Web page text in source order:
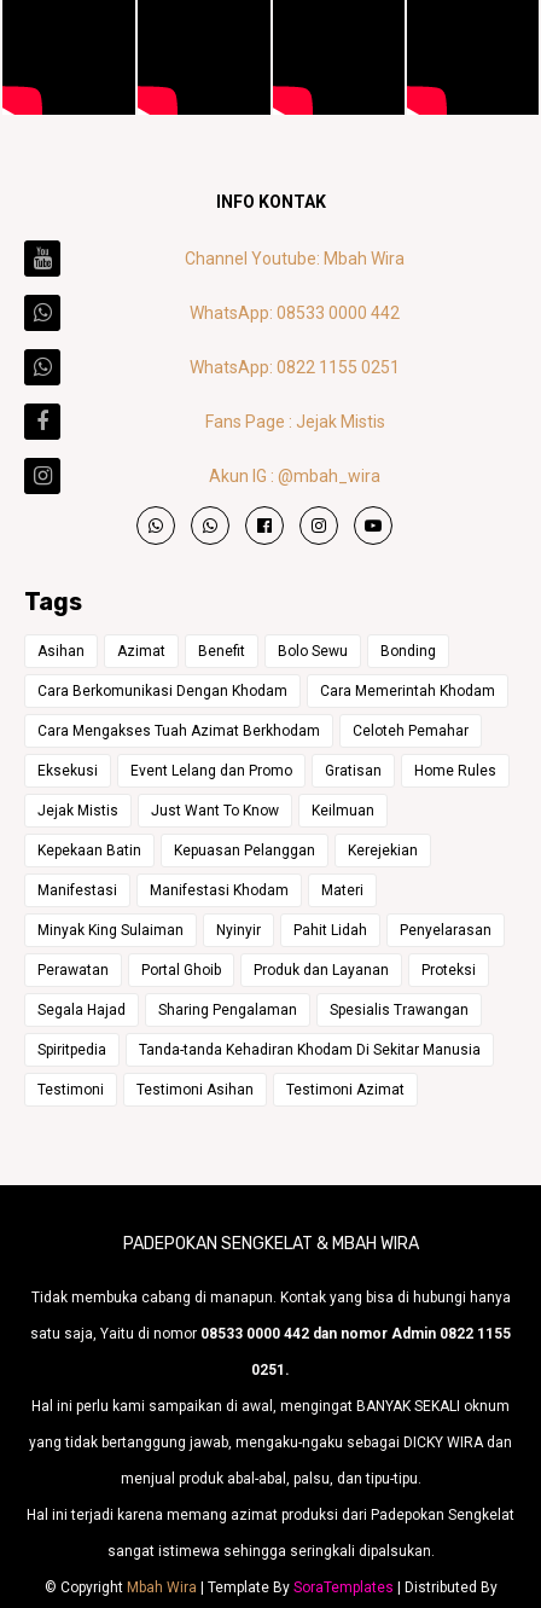
INFO KONTAK
Channel Youtube: Mbah Wira
WhatsApp: 08533 0000 442
WhatsApp: 0822 1155 0251
Fans Page : Jejak Mistis
Akun IG : @mbah_wira
Tags
Asihan Azimat Benefit Bolo Sewu Bonding
Cara Berkomunikasi Dengan Khodam Cara Memerintah Khodam
Cara Mengakses Tuah Azimat Berkhodam Celoteh Pemahar
Eksekusi Event Lelang dan Promo Gratisan Home Rules
Jejak Mistis Just Want To Know Keilmuan
Kepekaan Batin Kepuasan Pelanggan Kerejekian
Manifestasi Manifestasi Khodam Materi
Minyak King Sulaiman Nyinyir Pahit Lidah Penyelarasan
Perawatan Portal Ghoib Produk dan Layanan Proteksi
Segala Hajad Sharing Pengalaman Spesialis Trawangan
Spiritpedia Tanda-tanda Kehadiran Khodam Di Sekitar Manusia
Testimoni Testimoni Asihan Testimoni Azimat
PADEPOKAN SENGKELAT & MBAH WIRA
Tidak membuka cabang di manapun. Kontak yang bisa di hubungi hanya
satu saja, Yaitu di nomor 08533 0000 442 dan nomor Admin 0822 1155
0251.
Hal ini perlu kami sampaikan di awal, mengingat BANYAK SEKALI oknum
yang tidak bertanggung jawab, mengaku-ngaku sebagai DICKY WIRA dan
menjual produk abal-abal, palsu, dan tipu-tipu.
Hal ini terjadi karena memang azimat produksi dari Padepokan Sengkelat
sangat istimewa sehingga seringkali dipalsukan.
© Copyright Mbah Wira | Template By SoraTemplates | Distributed By